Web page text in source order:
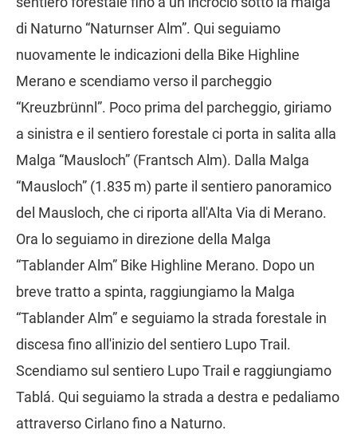
di Naturno “Naturnser Alm”. Qui seguiamo
nuovamente le indicazioni della Bike Highline
Merano e scendiamo verso il parcheggio
“Kreuzbrünnl”. Poco prima del parcheggio, giriamo
a sinistra e il sentiero forestale ci porta in salita alla
Malga “Mausloch” (Frantsch Alm). Dalla Malga
“Mausloch” (1.835 m) parte il sentiero panoramico
del Mausloch, che ci riporta all'Alta Via di Merano.
Ora lo seguiamo in direzione della Malga
“Tablander Alm” Bike Highline Merano. Dopo un
breve tratto a spinta, raggiungiamo la Malga
“Tablander Alm” e seguiamo la strada forestale in
discesa fino all'inizio del sentiero Lupo Trail.
Scendiamo sul sentiero Lupo Trail e raggiungiamo
Tablá. Qui seguiamo la strada a destra e pedaliamo
attraverso Cirlano fino a Naturno.